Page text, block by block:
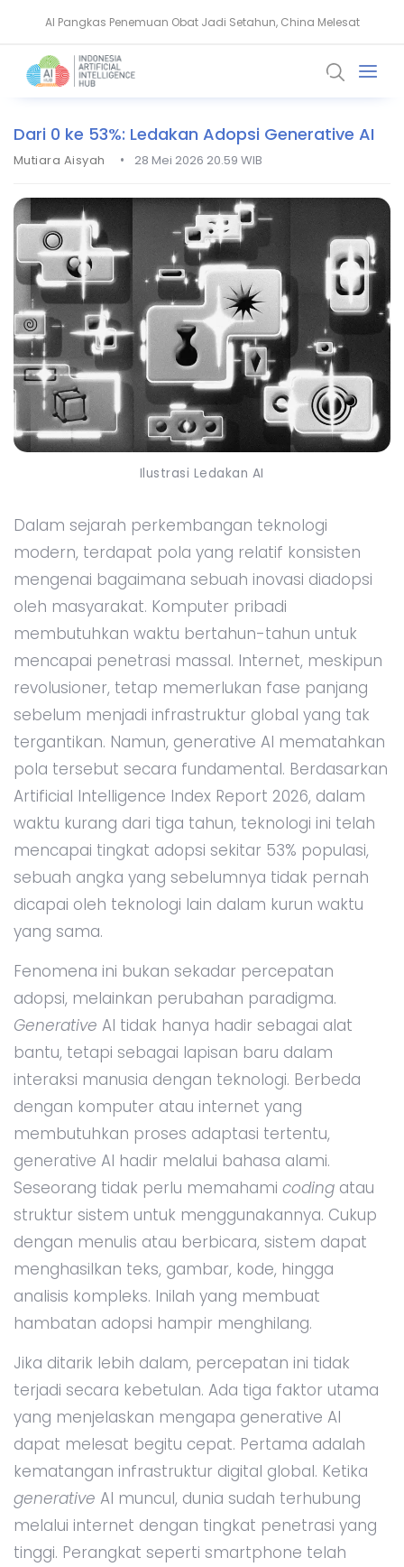
AI Pangkas Penemuan Obat Jadi Setahun, China Melesat
NVIDIA Bentuk Aliansi AI Open Source untuk Perkuat Keamanan Siber
Dari 0 ke 53%: Ledakan Adopsi Generative AI
Mutiara Aisyah • 28 Mei 2026 20.59 WIB
Ilustrasi Ledakan AI
Dalam sejarah perkembangan teknologi
modern, terdapat pola yang relatif konsisten
mengenai bagaimana sebuah inovasi diadopsi
oleh masyarakat. Komputer pribadi
membutuhkan waktu bertahun-tahun untuk
mencapai penetrasi massal. Internet, meskipun
revolusioner, tetap memerlukan fase panjang
sebelum menjadi infrastruktur global yang tak
tergantikan. Namun, generative AI mematahkan
pola tersebut secara fundamental. Berdasarkan
Artificial Intelligence Index Report 2026, dalam
waktu kurang dari tiga tahun, teknologi ini telah
mencapai tingkat adopsi sekitar 53% populasi,
sebuah angka yang sebelumnya tidak pernah
dicapai oleh teknologi lain dalam kurun waktu
yang sama.
Fenomena ini bukan sekadar percepatan
adopsi, melainkan perubahan paradigma.
Generative AI tidak hanya hadir sebagai alat
bantu, tetapi sebagai lapisan baru dalam
interaksi manusia dengan teknologi. Berbeda
dengan komputer atau internet yang
membutuhkan proses adaptasi tertentu,
generative AI hadir melalui bahasa alami.
Seseorang tidak perlu memahami coding atau
struktur sistem untuk menggunakannya. Cukup
dengan menulis atau berbicara, sistem dapat
menghasilkan teks, gambar, kode, hingga
analisis kompleks. Inilah yang membuat
hambatan adopsi hampir menghilang.
Jika ditarik lebih dalam, percepatan ini tidak
terjadi secara kebetulan. Ada tiga faktor utama
yang menjelaskan mengapa generative AI
dapat melesat begitu cepat. Pertama adalah
kematangan infrastruktur digital global. Ketika
generative AI muncul, dunia sudah terhubung
melalui internet dengan tingkat penetrasi yang
tinggi. Perangkat seperti smartphone telah